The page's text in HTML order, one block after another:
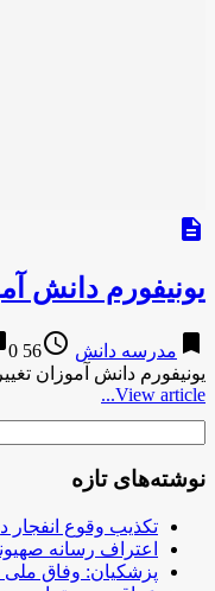
description
یونیفورم دانش
bookmark مدرسه دانش access_time
56 years ago
0
یونیفورم دانش آموزان تغییر می کندباشگاه خبرنگاران-19 ساعت پیش
View article...
نوشته‌های تازه
تکذیب وقوع انفجار
اعتراف رسانه
پزشکیان: وفاق